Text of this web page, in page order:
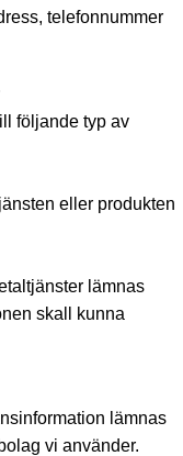
telefonnummer
följande typ av
eller produkten
lämnas
skall kunna
lämnas
vi använder.